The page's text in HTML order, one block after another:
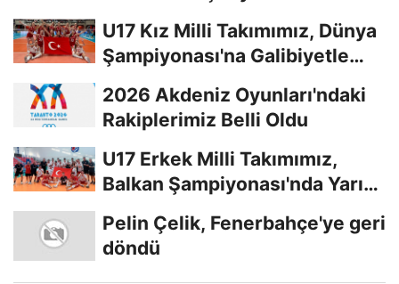
U17 Kız Milli Takımımız, Dünya
Şampiyonası'na Galibiyetle
2026 Akdeniz Oyunları'ndaki
Rakiplerimiz Belli Oldu
U17 Erkek Milli Takımımız,
Balkan Şampiyonası'nda Yarı
Pelin Çelik, Fenerbahçe'ye geri
döndü